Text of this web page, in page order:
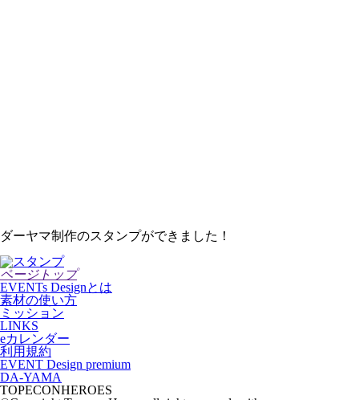
ダーヤマ制作のスタンプができました！
ページトップ
EVENTs Designとは
素材の使い方
ミッション
LINKS
eカレンダー
利用規約
EVENT Design premium
DA-YAMA
TOPECONHEROES